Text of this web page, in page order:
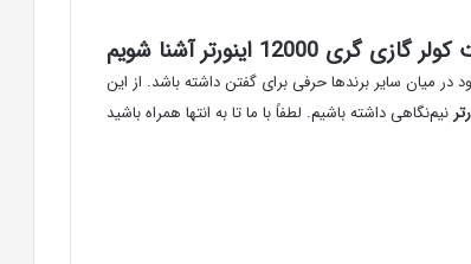
12000 اینورتر آشنا شویم
میان سایر برندها حرفی برای گفتن داشته باشد. از این